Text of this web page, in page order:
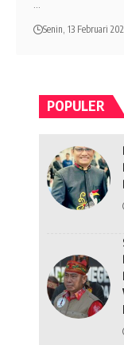
…
Senin, 13 Februari
POPULER